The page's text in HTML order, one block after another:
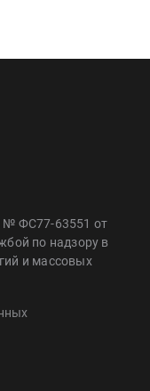
№ ФС77-63551 от
по надзору в
и массовых